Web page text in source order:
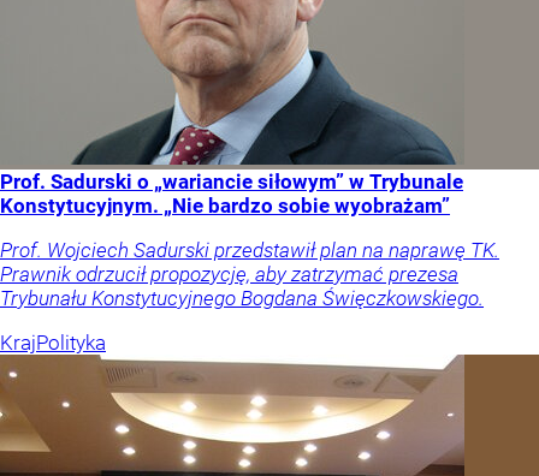
Prof. Sadurski o „wariancie siłowym” w Trybunale
Konstytucyjnym. „Nie bardzo sobie wyobrażam”
Prof. Wojciech Sadurski przedstawił plan na naprawę TK.
Prawnik odrzucił propozycję, aby zatrzymać prezesa
Trybunału Konstytucyjnego Bogdana Święczkowskiego.
KrajPolityka